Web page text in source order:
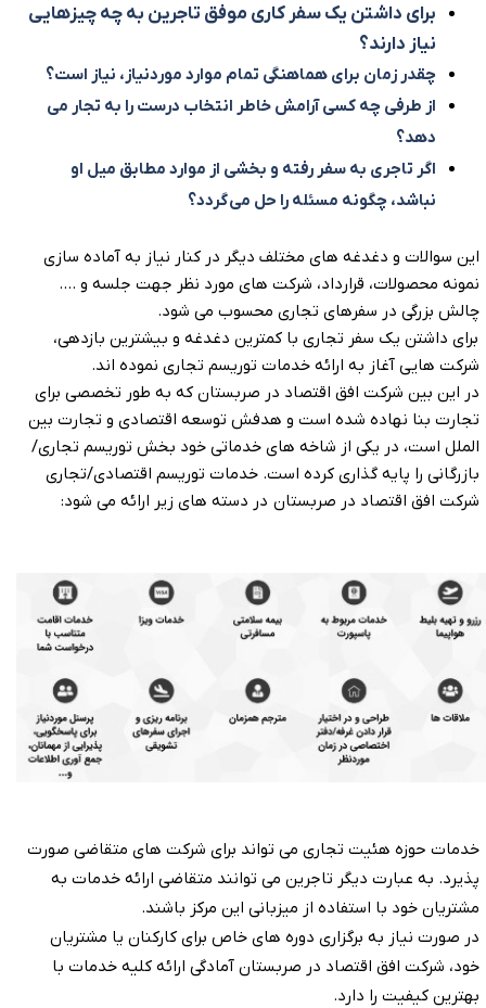
برای داشتن یک سفر کاری موفق تاجرین به چه چیزهایی
نیاز دارند؟
چقدر زمان برای هماهنگی تمام موارد موردنیاز، نیاز است؟
از طرفی چه کسی آرامش خاطر انتخاب درست را به تجار می
دهد؟
اگر تاجری به سفر رفته و بخشی از موارد مطابق میل او
نباشد، چگونه مسئله را حل می‌ گردد؟
این سوالات و دغدغه های مختلف دیگر در کنار نیاز به آماده سازی
نمونه محصولات، قرارداد، شرکت های مورد نظر جهت جلسه و ....
چالش بزرگی در سفرهای تجاری محسوب می شود.
برای داشتن یک سفر تجاری با کمترین دغدغه و بیشترین بازدهی،
شرکت هایی آغاز به ارائه خدمات توریسم تجاری نموده اند.
در این بین شرکت افق اقتصاد در صربستان که به طور تخصصی برای
تجارت بنا نهاده شده است و هدفش توسعه اقتصادی و تجارت بین
الملل است، در یکی از شاخه های خدماتی خود بخش توریسم تجاری/
بازرگانی را پایه گذاری کرده است. خدمات توریسم اقتصادی/تجاری
شرکت افق اقتصاد در صربستان در دسته های زیر ارائه می شود:
خدمات حوزه هئیت تجاری می تواند برای شرکت های متقاضی صورت
پذیرد. به عبارت دیگر تاجرین می توانند متقاضی ارائه خدمات به
مشتریان خود با استفاده از میزبانی این مرکز باشند.
در صورت نیاز به برگزاری دوره های خاص برای کارکنان یا مشتریان
خود، شرکت افق اقتصاد در صربستان آمادگی ارائه کلیه خدمات با
بهترین کیفیت را دارد.